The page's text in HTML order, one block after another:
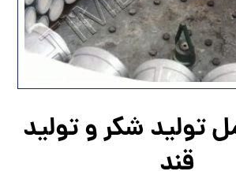
تولید شکر و تولید
قند